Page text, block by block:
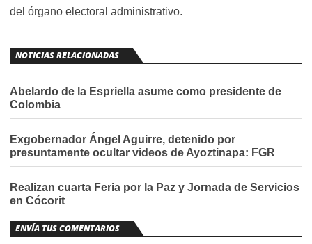
del órgano electoral administrativo.
NOTICIAS RELACIONADAS
Abelardo de la Espriella asume como presidente de
Colombia
Exgobernador Ángel Aguirre, detenido por
presuntamente ocultar videos de Ayoztinapa: FGR
Realizan cuarta Feria por la Paz y Jornada de Servicios
en Cócorit
ENVÍA TUS COMENTARIOS